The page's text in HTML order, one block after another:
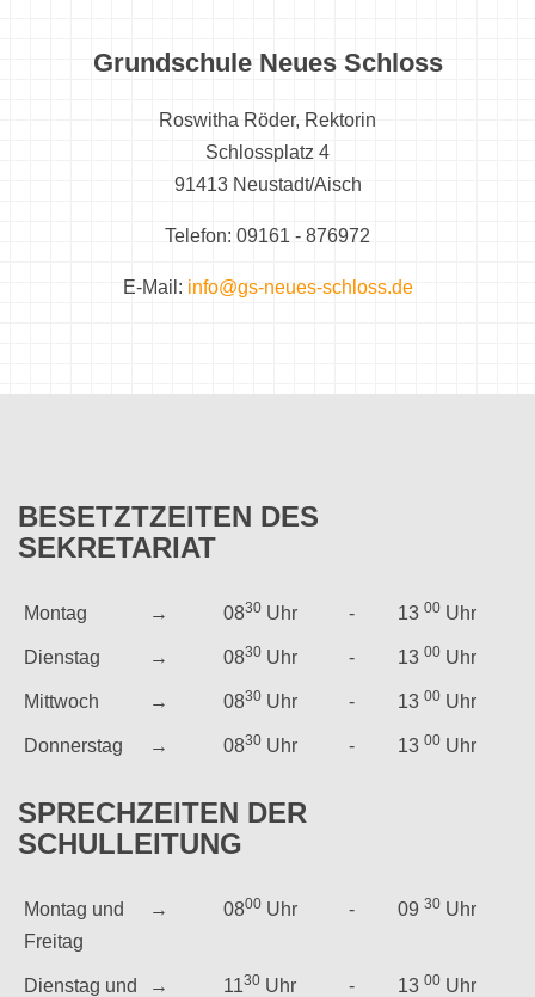
Grundschule Neues Schloss
Roswitha Röder, Rektorin
Schlossplatz 4
91413 Neustadt/Aisch
Telefon: 09161 - 876972
E-Mail: info@gs-neues-schloss.de
BESETZTZEITEN DES
SEKRETARIAT
Montag → 0830 Uhr - 1300 Uhr
Dienstag → 0830 Uhr - 1300 Uhr
Mittwoch → 0830 Uhr - 1300 Uhr
Donnerstag → 0830 Uhr - 1300 Uhr
SPRECHZEITEN DER
SCHULLEITUNG
Montag und
Freitag
→ 0800 Uhr - 0930 Uhr
Dienstag und
→ 1130 Uhr - 1300 Uhr